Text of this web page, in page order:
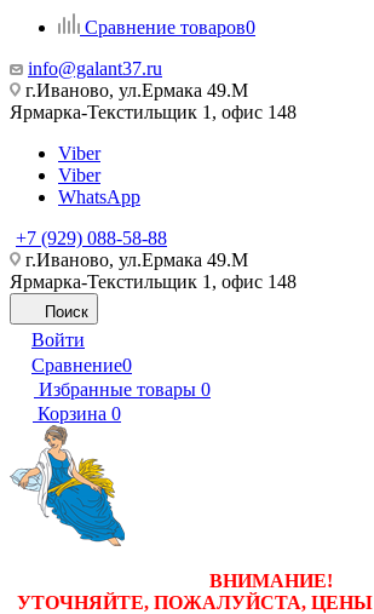
Сравнение товаров0
info@galant37.ru
г.Иваново, ул.Ермака 49.M
Ярмарка-Текстильщик 1, офис 148
Viber
Viber
WhatsApp
+7 (929) 088-58-88
г.Иваново, ул.Ермака 49.M
Ярмарка-Текстильщик 1, офис 148
Поиск
Войти
Сравнение0
Избранные товары 0
Корзина 0
ВНИМАНИЕ!
УТОЧНЯЙТЕ, ПОЖАЛУЙСТА, ЦЕНЫ